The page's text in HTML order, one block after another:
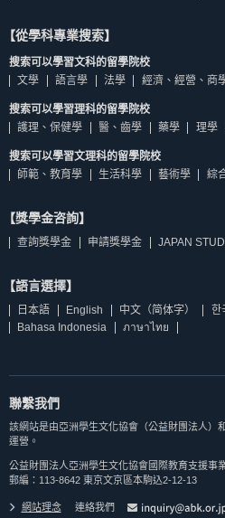
【從學科專業搜索】
搜索可以學習文科的留學院校
文學
語言學 法學 經濟、經營、商
搜索可以學習理科的留學院校
護理、保健學
醫、齒學 藥學 理學
搜索可以學習文理科的留學院校
師範、教育學
生活科學 藝術學 綜
【獎學金咨詢】
查詢獎學金 申請獎學金 JAPAN
【語言選擇】
日本語 English 中文（简体字） 한
Bahasa Indonesia
ภาษาไทย
聯繫我們
該網站是由亞洲學生文化協會（公益財團法人）
運營。
公益財團法人亞洲學生文化協會國際教育支援事
郵編：113-8642 東京文京區本駒込2-12-13
網站理念 連絡我們